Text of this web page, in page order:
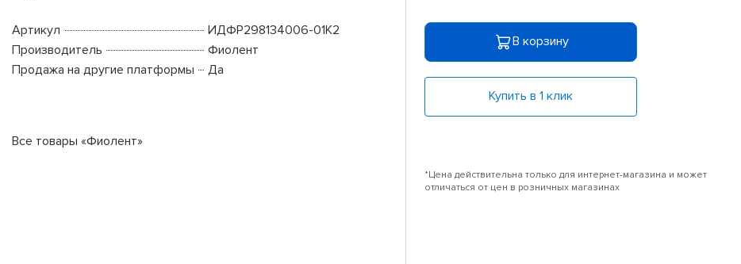
Артикул
ИДФР298134006-01К2
Производитель
Фиолент
Продажа на другие платформы
Да
Все товары «Фиолент»
В корзину
Купить в 1 клик
*Цена действительна только для интернет-магазина и может
отличаться от цен в розничных магазинах